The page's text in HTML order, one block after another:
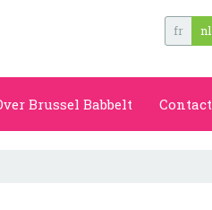
fr nl
Brussel Babbelt Contact